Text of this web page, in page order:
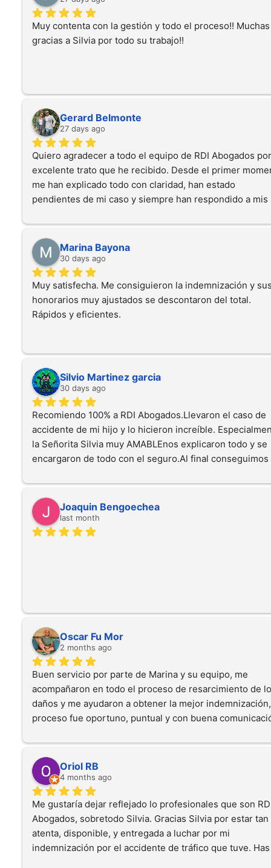
Muy contenta con la gestión y todo el proceso!! Muchas
gracias a Silvia por todo su trabajo!!
Gerard Belmonte
27 days ago
Quiero agradecer a todo el equipo de RDI Abogados
excelente trato que he recibido. Desde el primer
me han explicado todo con claridad, han estado
pendientes de mi caso y siempre han respondido a mis
he conseguido una indemnización con la que estoy muy
satisfecho. Los recomiendo al 100% a cualquiera que
necesite un abogado serio, cercano y comprometido.
Muchas gracias por todo.
Marina Bayona
30 days ago
Muy satisfecha. Me consiguieron la indemnización y
honorarios muy ajustados se descontaron del total.
Rápidos y eficientes.
Silvio Martinez garcia
30 days ago
Recomiendo 100% a RDI Abogados.Llevaron el caso de
accidente de mi hijo y lo hicieron increíble.
la Señorita Silvia muy AMABLEnos explicaron todo y se
encargaron de todo con el seguro.Al final conseguimos
tú.Si tienes un accidente de tráfico, id con ellos sin
Joaquin Bengoechea
last month
Oscar Fu Mor
2 months ago
Buen servicio por parte de Marina y su equipo, me
acompañaron en todo el proceso de resarcimiento de
daños y me ayudaron a obtener la mejor
proceso fue oportuno, puntual y con buena
lo necesitará, los volvería a llamar!!Gracias chicos!!
Oriol RB
4 months ago
Me gustaría dejar reflejado lo profesionales que son
Abogados, sobretodo Silvia. Gracias Silvia por estar tan
atenta, disponible, y entregada a luchar por mi
indemnización por el accidente de tráfico que tuve. Has